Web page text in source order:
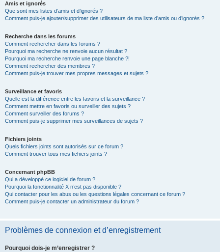
Amis et ignorés
Que sont mes listes d’amis et d’ignorés ?
Comment puis-je ajouter/supprimer des utilisateurs de ma liste d’amis ou d’ignorés ?
Recherche dans les forums
Comment rechercher dans les forums ?
Pourquoi ma recherche ne renvoie aucun résultat ?
Pourquoi ma recherche renvoie une page blanche ?!
Comment rechercher des membres ?
Comment puis-je trouver mes propres messages et sujets ?
Surveillance et favoris
Quelle est la différence entre les favoris et la surveillance ?
Comment mettre en favoris ou surveiller des sujets ?
Comment surveiller des forums ?
Comment puis-je supprimer mes surveillances de sujets ?
Fichiers joints
Quels fichiers joints sont autorisés sur ce forum ?
Comment trouver tous mes fichiers joints ?
Concernant phpBB
Qui a développé ce logiciel de forum ?
Pourquoi la fonctionnalité X n’est pas disponible ?
Qui contacter pour les abus ou les questions légales concernant ce forum ?
Comment puis-je contacter un administrateur du forum ?
Problèmes de connexion et d’enregistrement
Pourquoi dois-je m’enregistrer ?